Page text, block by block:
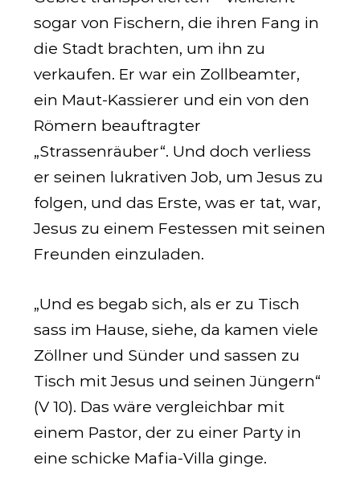
sogar von Fischern, die ihren Fang in
die Stadt brachten, um ihn zu
verkaufen. Er war ein Zollbeamter,
ein Maut-Kassierer und ein von den
Römern beauftragter
„Strassenräuber“. Und doch verliess
er seinen lukrativen Job, um Jesus zu
folgen, und das Erste, was er tat, war,
Jesus zu einem Festessen mit seinen
Freunden einzuladen.
„Und es begab sich, als er zu Tisch
sass im Hause, siehe, da kamen viele
Zöllner und Sünder und sassen zu
Tisch mit Jesus und seinen Jüngern“
(V 10). Das wäre vergleichbar mit
einem Pastor, der zu einer Party in
eine schicke Mafia-Villa ginge.